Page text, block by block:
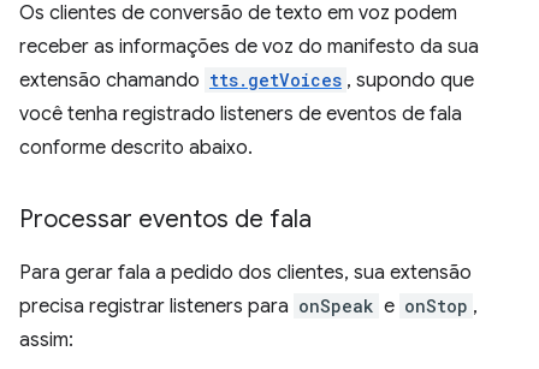
Os clientes de conversão de texto em voz podem
receber as informações de voz do manifesto da sua
extensão chamando tts.getVoices , supondo que
você tenha registrado listeners de eventos de fala
conforme descrito abaixo.
Processar eventos de fala
Para gerar fala a pedido dos clientes, sua extensão
precisa registrar listeners para onSpeak e onStop ,
assim: